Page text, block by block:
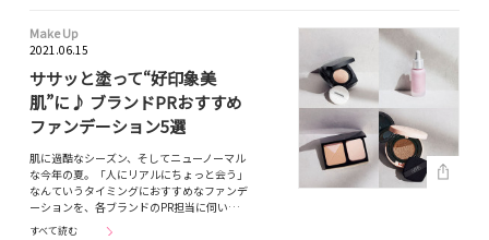
Make Up
2021.06.15
ササッと塗って“好印象美
肌”に♪ ブランドPRおすすめ
ファンデーション5選
肌に過酷なシーズン、そしてニューノーマル
な今年の夏。「人にリアルにちょっと会う」
なんていうタイミングにおすすめなファンデ
ーションを、各ブランドのPR担当に伺い…
すべて読む